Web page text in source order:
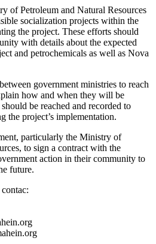
of Petroleum and Natural Resources
socialization projects within the
the project. These efforts should
with details about the expected
and petrochemicals as well as Nova
government ministries to reach
how and when they will be
be reached and recorded to
the project’s implementation.
particularly the Ministry of
to sign a contract with the
action in their community to
future.